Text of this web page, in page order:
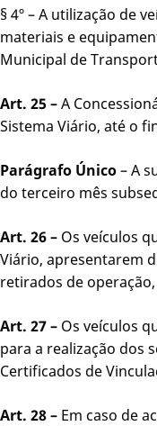
§ 4º – A utilização de
materiais e
Municipal de
Art. 25 –A
Sistema Viário, até o
Parágrafo Único– A
do terceiro mês
Art. 26 – Os veículos
Viário, apresentarem
retirados de
Art. 27 – Os veículos
para a realização dos
Certificados de
Art. 28 – Em caso de